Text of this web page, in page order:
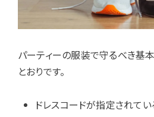
パーティーの服装で守るべき基
とおりです。
ドレスコードが指定されて